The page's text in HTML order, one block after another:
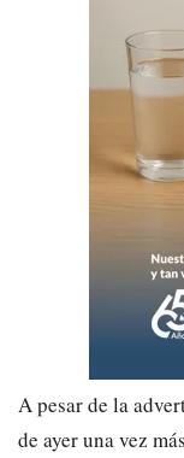
A pesar de la
de ayer una vez